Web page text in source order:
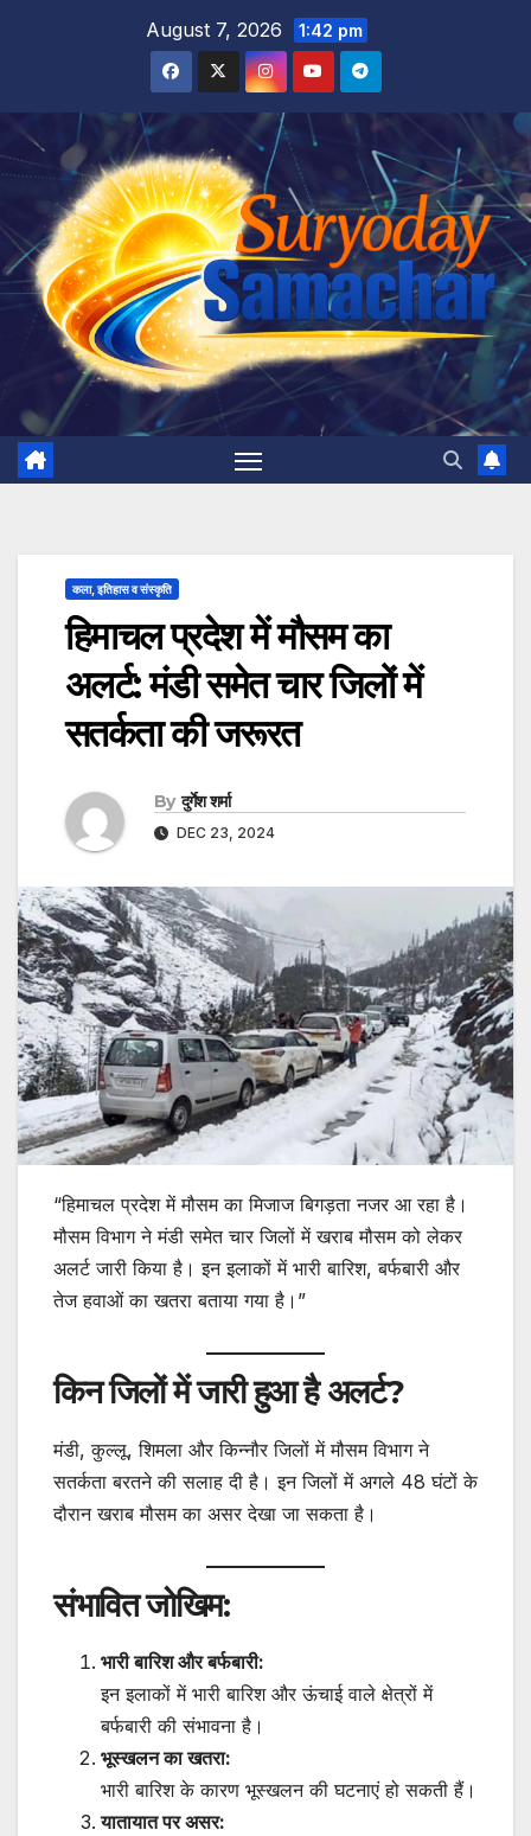
August 7, 2026 1:42 pm
कला, इतिहास व संस्कृति
हिमाचल प्रदेश में मौसम का
अलर्ट: मंडी समेत चार जिलों में
सतर्कता की जरूरत
By दुर्गेश शर्मा
DEC 23, 2024
“हिमाचल प्रदेश में मौसम का मिजाज बिगड़ता नजर आ रहा है।
मौसम विभाग ने मंडी समेत चार जिलों में खराब मौसम को लेकर
अलर्ट जारी किया है। इन इलाकों में भारी बारिश, बर्फबारी और
तेज हवाओं का खतरा बताया गया है।”
किन जिलों में जारी हुआ है अलर्ट?
मंडी, कुल्लू, शिमला और किन्नौर जिलों में मौसम विभाग ने
सतर्कता बरतने की सलाह दी है। इन जिलों में अगले 48 घंटों के
दौरान खराब मौसम का असर देखा जा सकता है।
संभावित जोखिम:
भारी बारिश और बर्फबारी:
इन इलाकों में भारी बारिश और ऊंचाई वाले क्षेत्रों में
बर्फबारी की संभावना है।
भूस्खलन का खतरा:
भारी बारिश के कारण भूस्खलन की घटनाएं हो सकती हैं।
यातायात पर असर: